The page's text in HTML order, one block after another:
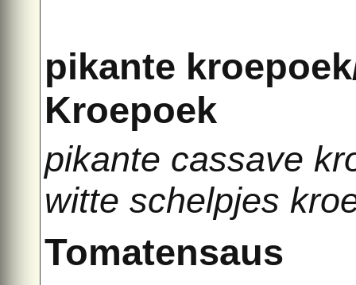
pikante
Kroepoek
pikante cassave
witte schelpjes
Tomatensaus